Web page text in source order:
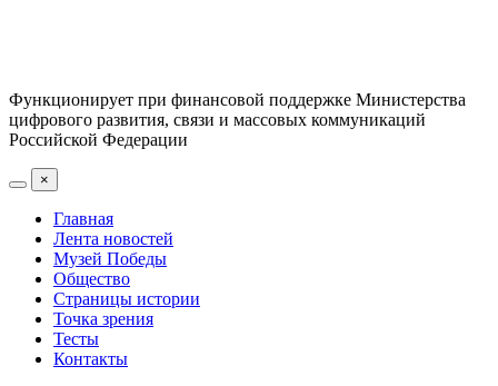
Функционирует при финансовой поддержке Министерства
цифрового развития, связи и массовых коммуникаций
Российской Федерации
×
Главная
Лента новостей
Музей Победы
Общество
Страницы истории
Точка зрения
Тесты
Контакты